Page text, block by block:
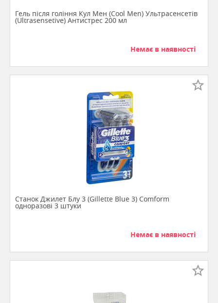
Гель після гоління Кул Мен (Cool Men) Ультрасенсетів
(Ultrasensetive) Антистрес 200 мл
Немає в наявності
Станок Джилет Блу 3 (Gillette Blue 3) Comform
одноразові 3 штуки
Немає в наявності